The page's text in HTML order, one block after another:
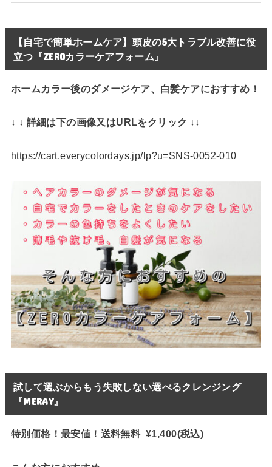
【自宅で簡単ホームケア】頭皮の5大トラブル改善に役
立つ『ZEROカラーケアフォーム』
ホームカラー後のダメージケア、白髪ケアにおすすめ！
↓ ↓ 詳細は下の画像又はURLをクリック ↓↓
https://cart.everycolordays.jp/lp?u=SNS-0052-010
試して選ぶからもう失敗しない選べるクレンジング
『MERAY』
特別価格！最安値！送料無料 ¥1,400(税込)